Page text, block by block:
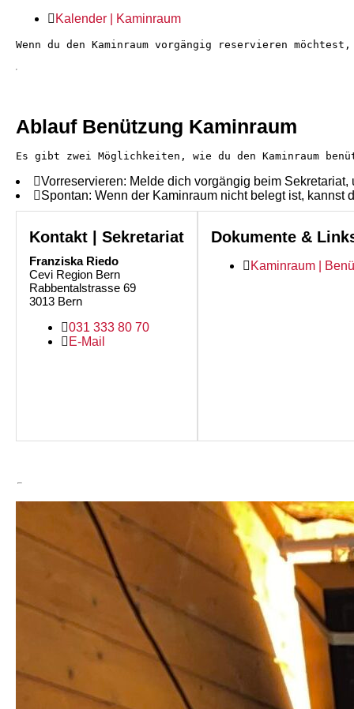
Kalender | Kaminraum
Wenn du den Kaminraum vorgängig reservieren
Ablauf Benützung Kaminraum
Es gibt zwei Möglichkeiten, wie du den Kaminraum
Vorreservieren: Melde dich vorgängig beim
Spontan: Wenn der Kaminraum nicht belegt ist,
Kontakt | Sekretariat
Franziska Riedo
Cevi Region Bern
Rabbentalstrasse 69
3013 Bern
031 333 80 70
E-Mail
Dokumente &
Kaminraum |